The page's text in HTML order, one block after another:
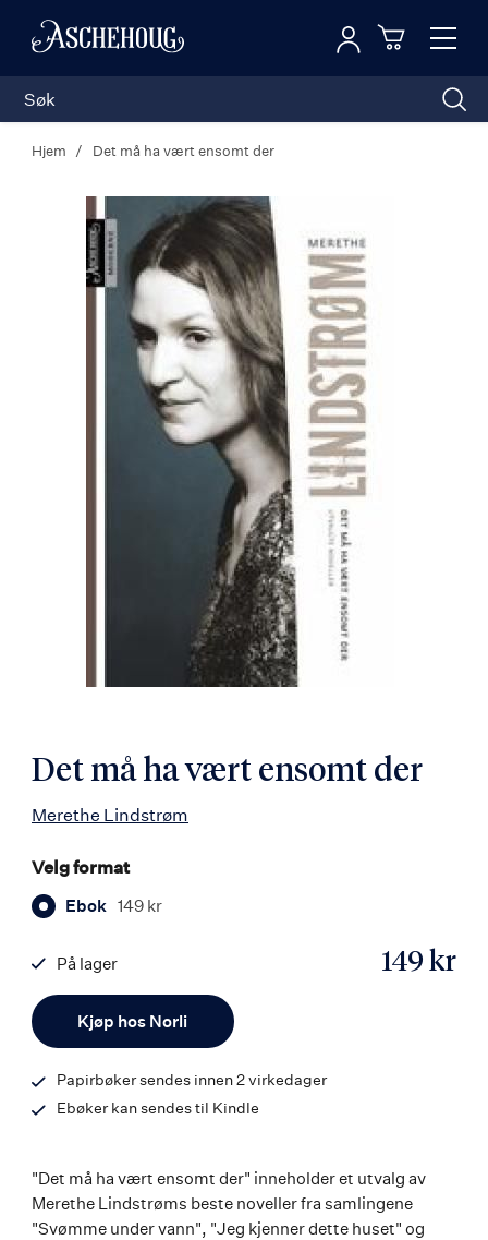
Toggle
Logg inn
Hjem Det må ha vært ensomt der
Det må ha vært ensomt der
Merethe Lindstrøm
Velg format
Ebok 149 kr
Kjøp hos Norli
149 kr
På lager
9788203197291
Papirbøker sendes innen 2 virkedager
Ebøker kan sendes til Kindle
"Det må ha vært ensomt der" inneholder et utvalg av
Merethe Lindstrøms beste noveller fra samlingene
"Svømme under vann", "Jeg kjenner dette huset" og